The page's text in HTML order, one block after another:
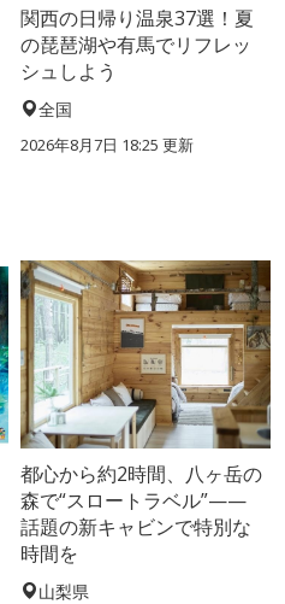
関西の日帰り温泉37選！夏
の琵琶湖や有馬でリフレッ
シュしよう
全国
2026年8月7日 18:25 更新
都心から約2時間、八ヶ岳の
森で“スロートラベル”——
話題の新キャビンで特別な
時間を
山梨県